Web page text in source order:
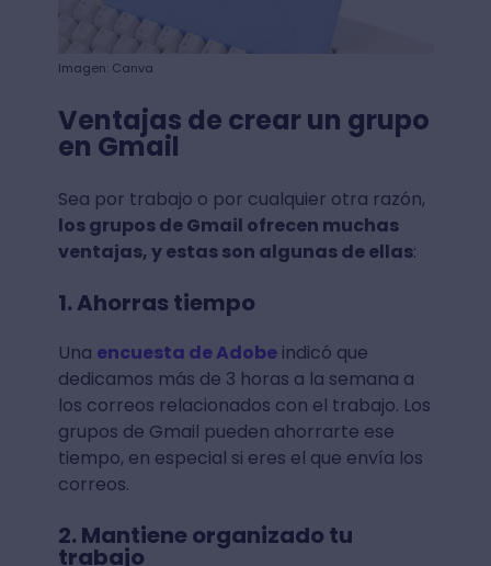
Imagen: Canva
Ventajas de crear un grupo
en Gmail
Sea por trabajo o por cualquier otra razón,
los grupos de Gmail ofrecen muchas
ventajas, y estas son algunas de ellas:
1. Ahorras tiempo
Una encuesta de Adobeindicó que
dedicamos más de 3 horas a la semana a
los correos relacionados con el trabajo. Los
grupos de Gmail pueden ahorrarte ese
tiempo, en especial si eres el que envía los
correos.
2. Mantiene organizado tu
trabajo